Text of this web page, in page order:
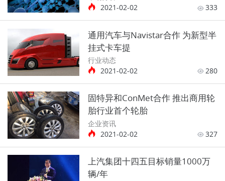
2021-02-02
333
通用汽车与Navistar合作 为新型半
挂式卡车提
行业动态
2021-02-02
280
固特异和ConMet合作 推出商用轮
胎行业首个轮胎
企业资讯
2021-02-02
327
上汽集团十四五目标销量1000万
辆/年